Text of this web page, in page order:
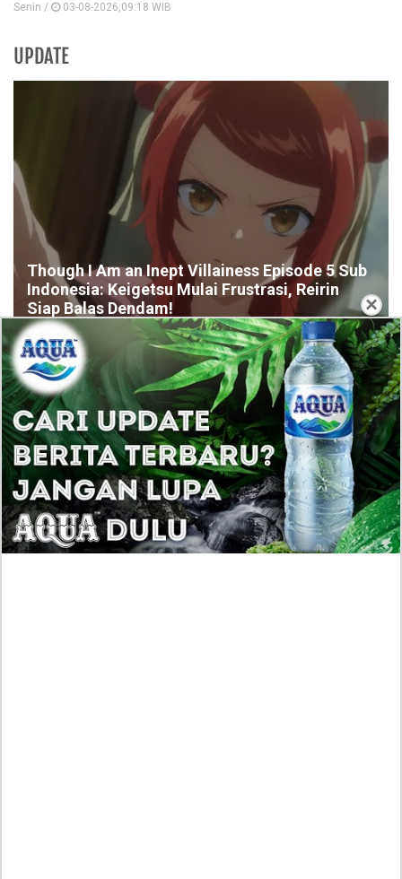
×
Senin / 03-08-2026,09:18 WIB
UPDATE
Though I Am an Inept Villainess Episode 5 Sub
Indonesia: Keigetsu Mulai Frustrasi, Reirin
Siap Balas Dendam!
Nam Joo Hyuk Dikonfirmasi Bintangi Drakor
Romantis 'Heartbeat', Garapan Penulis Lovely Runner
Kronologi Kasus Dokter Kecantikan ERHA yang Body
Shaming Amanda Zahra Viral, Kini Sampaikan
Permintaan Maaf!
Profil Yuenchi Arwindi Wanita yang Dikaitkan dengan
Jampidsus Febrie Adriansyah, Inilah Fakta
Kebenarannya!